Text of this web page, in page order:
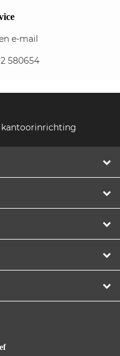
e-mail
580654
kantoorinrichting